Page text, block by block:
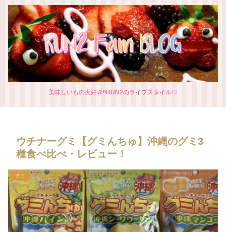
美味しいもの大好き‼RUN2のライフスタイル♡
ウチナーグミ【グミんちゅ】沖縄のグミ3
種食べ比べ・レビュー！
グミ